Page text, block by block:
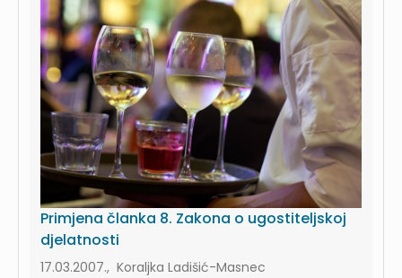
Primjena članka 8. Zakona o ugostiteljskoj
djelatnosti
17.03.2007., Koraljka Ladišić-Masnec